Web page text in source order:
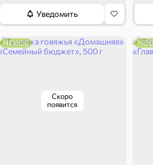
Уведомить
Скоро
появится
НОВОЕ